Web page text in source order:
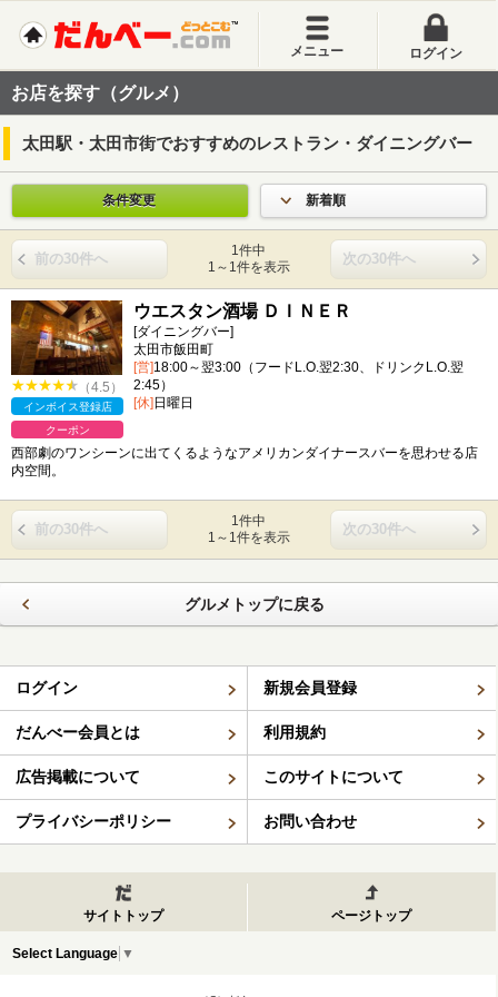
メニュー ログイン
お店を探す（グルメ）
太田駅・太田市街でおすすめのレストラン・ダイニングバー
条件変更 新着順
前の30件へ
1件中
1～1件を表示
次の30件へ
（4.5）
インボイス登録店
クーポン
ウエスタン酒場 ＤＩＮＥＲ
[ダイニングバー]
太田市飯田町
[営]18:00～翌3:00（フードL.O.翌2:30、ドリンクL.O.翌
2:45）
[休]日曜日
西部劇のワンシーンに出てくるようなアメリカンダイナースバーを思わせる店
内空間。
前の30件へ
1件中
1～1件を表示
次の30件へ
グルメトップに戻る
ログイン 新規会員登録
だんべー会員とは 利用規約
広告掲載について このサイトについて
プライバシーポリシー お問い合わせ
サイトトップ ページトップ
Select Language ▼